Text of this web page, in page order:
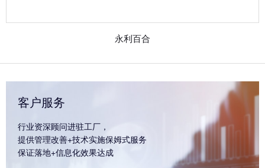
永利百合
客户服务
行业资深顾问进驻工厂，
提供管理改善+技术实施保姆式服务
保证落地+信息化效果达成